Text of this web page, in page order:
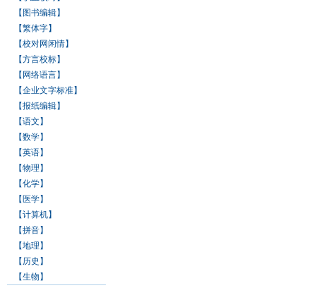
【图书编辑】
【繁体字】
【校对网闲情】
【方言校标】
【网络语言】
【企业文字标准】
【报纸编辑】
【语文】
【数学】
【英语】
【物理】
【化学】
【医学】
【计算机】
【拼音】
【地理】
【历史】
【生物】